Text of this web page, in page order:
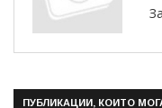
ПУБЛИКАЦИИ, КОИТО